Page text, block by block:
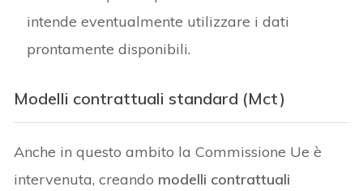
intende eventualmente utilizzare i dati
prontamente disponibili.
Modelli contrattuali standard (Mct)
Anche in questo ambito la Commissione Ue è
intervenuta, creando modelli contrattuali